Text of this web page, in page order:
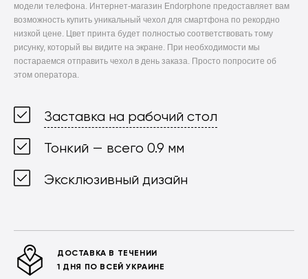
модели телефона. Интернет-магазин Endorphone предоставляет вам
возможность купить уникальный чехол для смартфона по рекордно
низкой цене. Цвет принта будет полностью соответствовать тому
рисунку, который вы видите на экране. При необходимости мы
постараемся отправить чехол в день заказа. Просто попросите об
этом оператора.
Заставка на рабочий стол
Тонкий — всего 0.9 мм
Эксклюзивный дизайн
ДОСТАВКА В ТЕЧЕНИИ
1 ДНЯ ПО ВСЕЙ УКРАИНЕ